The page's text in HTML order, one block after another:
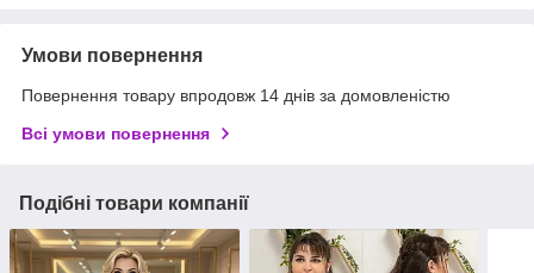
Умови повернення
Повернення товару впродовж 14 днів за домовленістю
Всі умови повернення
Подібні товари компанії